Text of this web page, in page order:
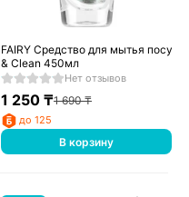
FAIRY Средство для мытья посуды
& Clean 450мл
Нет отзывов
1 250 ₸1 690₸
до 125
В корзину